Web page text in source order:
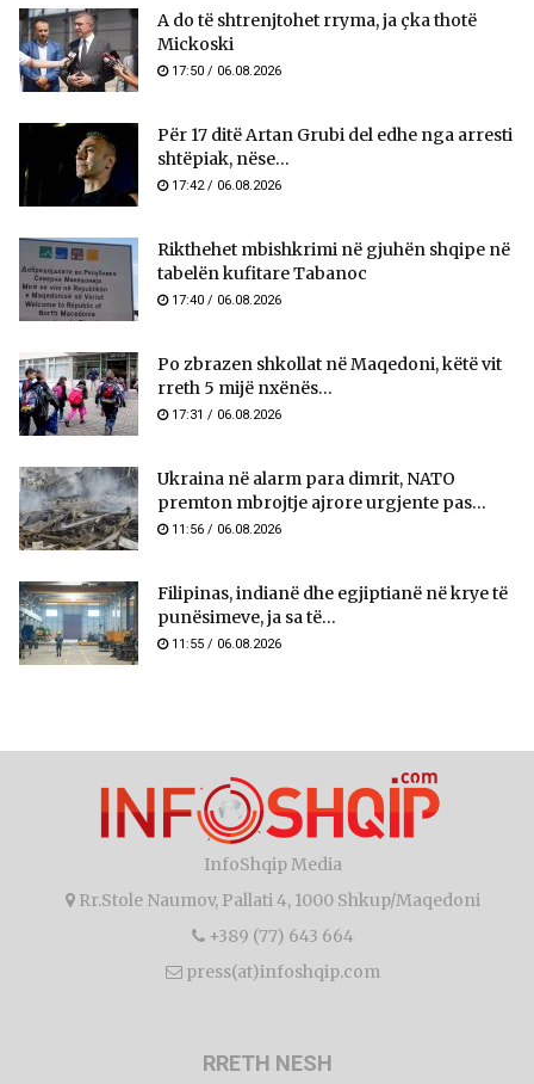
A do të shtrenjtohet rryma, ja çka thotë
Mickoski
17:50 / 06.08.2026
Për 17 ditë Artan Grubi del edhe nga arresti
shtëpiak, nëse...
17:42 / 06.08.2026
Rikthehet mbishkrimi në gjuhën shqipe në
tabelën kufitare Tabanoc
17:40 / 06.08.2026
Po zbrazen shkollat në Maqedoni, këtë vit
rreth 5 mijë nxënës...
17:31 / 06.08.2026
Ukraina në alarm para dimrit, NATO
premton mbrojtje ajrore urgjente pas...
11:56 / 06.08.2026
Filipinas, indianë dhe egjiptianë në krye të
punësimeve, ja sa të...
11:55 / 06.08.2026
InfoShqip Media
Rr.Stole Naumov, Pallati 4, 1000 Shkup/Maqedoni
+389 (77) 643 664
press(at)infoshqip.com
RRETH NESH